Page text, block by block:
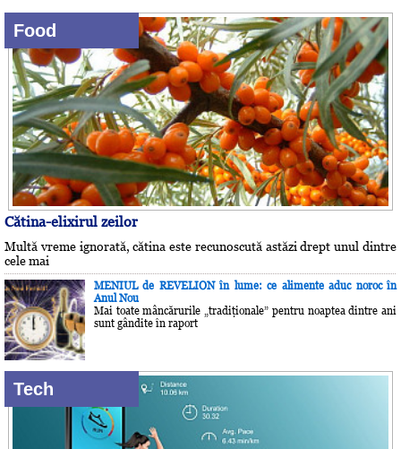
Food
Cătina-elixirul zeilor
Multă vreme ignorată, cătina este recunoscută astăzi drept unul dintre
cele mai
MENIUL de REVELION în lume: ce alimente aduc noroc în
Anul Nou
Mai toate mâncărurile „tradiţionale” pentru noaptea dintre ani
sunt gândite în raport
Tech